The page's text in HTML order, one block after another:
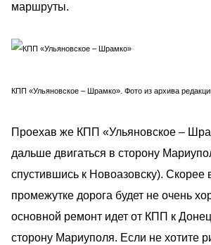
маршруты.
КПП «Ульяновское – Шрамко». Фото из архива
Проехав же КПП «Ульяновское –
дальше двигаться в сторону
спустившись к Новоазовску). Скорее
промежутке дорога будет не очень
основной ремонт идет от КПП к
сторону Мариуполя. Если не хотите